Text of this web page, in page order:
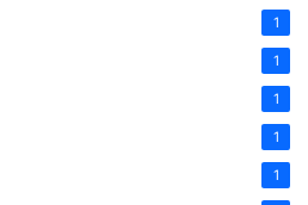
1
1
1
1
1